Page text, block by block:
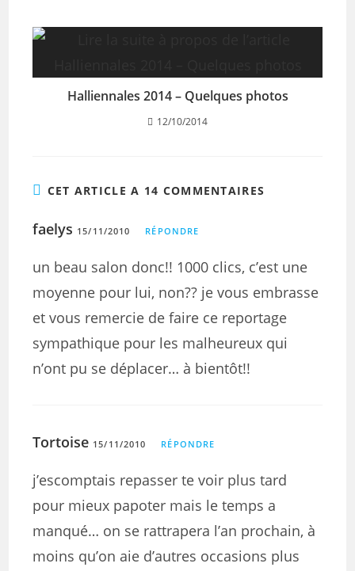
Halliennales 2014 – Quelques photos
12/10/2014
CET ARTICLE A 14 COMMENTAIRES
faelys 15/11/2010 RÉPONDRE
un beau salon donc!! 1000 clics, c’est une
moyenne pour lui, non?? je vous embrasse
et vous remercie de faire ce reportage
sympathique pour les malheureux qui
n’ont pu se déplacer… à bientôt!!
Tortoise 15/11/2010 RÉPONDRE
j’escomptais repasser te voir plus tard
pour mieux papoter mais le temps a
manqué… on se rattrapera l’an prochain, à
moins qu’on aie d’autres occasions plus